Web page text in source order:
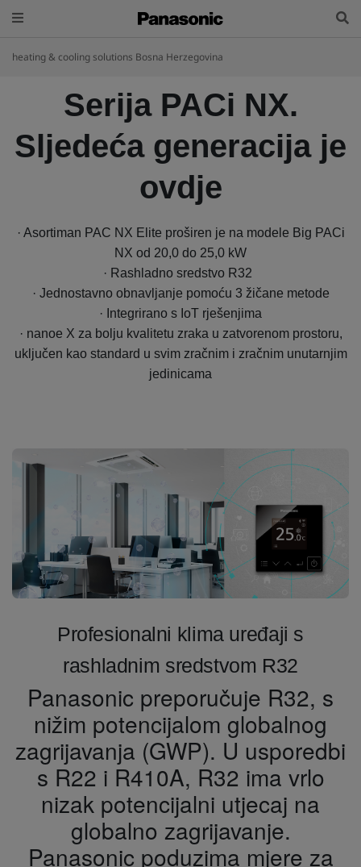
heating & cooling solutions Bosna Herzegovina
Serija PACi NX.
Sljedeća generacija je
ovdje
· Asortiman PAC NX Elite proširen je na modele Big PACi
NX od 20,0 do 25,0 kW
· Rashladno sredstvo R32
· Jednostavno obnavljanje pomoću 3 žičane metode
· Integrirano s IoT rješenjima
· nanoe️ X za bolju kvalitetu zraka u zatvorenom prostoru,
uključen kao standard u svim zračnim i zračnim unutarnjim
jedinicama
Profesionalni klima uređaji s
rashladnim sredstvom R32
Panasonic preporučuje R32, s
nižim potencijalom globalnog
zagrijavanja (GWP). U usporedbi
s R22 i R410A, R32 ima vrlo
nizak potencijalni utjecaj na
globalno zagrijavanje.
Panasonic poduzima mjere za